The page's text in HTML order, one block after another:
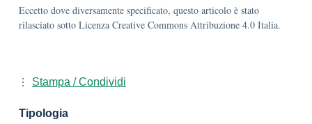
Eccetto dove diversamente specificato, questo articolo è stato
rilasciato sotto Licenza Creative Commons Attribuzione 4.0 Italia.
Stampa / Condividi
Tipologia